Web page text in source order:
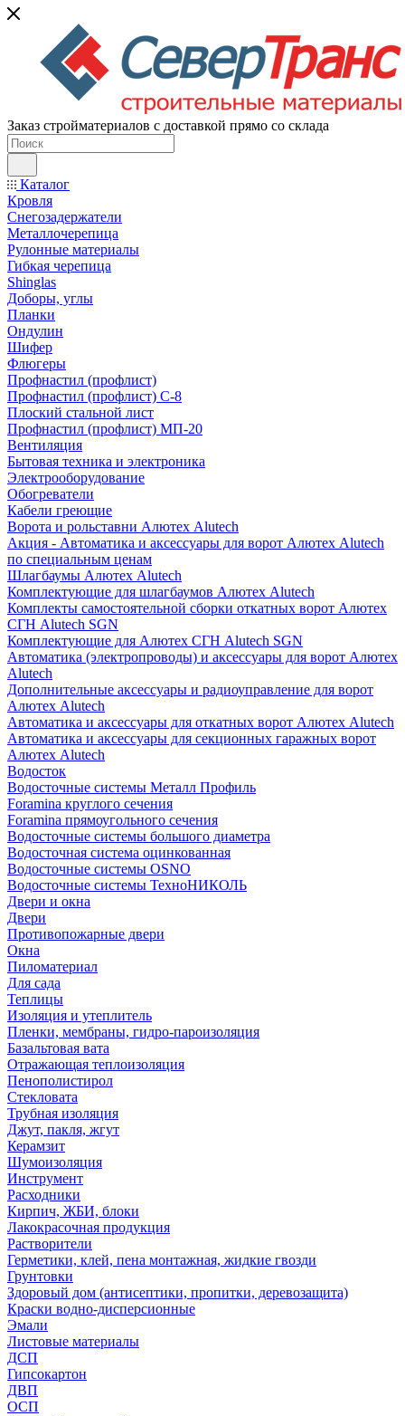
Заказ стройматериалов с доставкой прямо со склада
Каталог
Кровля
Снегозадержатели
Металлочерепица
Рулонные материалы
Гибкая черепица
Shinglas
Доборы, углы
Планки
Ондулин
Шифер
Флюгеры
Профнастил (профлист)
Профнастил (профлист) С-8
Плоский стальной лист
Профнастил (профлист) МП-20
Вентиляция
Бытовая техника и электроника
Электрооборудование
Обогреватели
Кабели греющие
Ворота и рольставни Алютех Alutech
Акция - Автоматика и аксессуары для ворот Алютех Alutech
по специальным ценам
Шлагбаумы Алютех Alutech
Комплектующие для шлагбаумов Алютех Alutech
Комплекты самостоятельной сборки откатных ворот Алютех
СГН Alutech SGN
Комплектующие для Алютех СГН Alutech SGN
Автоматика (электропроводы) и аксессуары для ворот Алютех
Alutech
Дополнительные аксессуары и радиоуправление для ворот
Алютех Alutech
Автоматика и аксессуары для откатных ворот Алютех Alutech
Автоматика и аксессуары для секционных гаражных ворот
Алютех Alutech
Водосток
Водосточные системы Металл Профиль
Foramina круглого сечения
Foramina прямоугольного сечения
Водосточные системы большого диаметра
Водосточная система оцинкованная
Водосточные системы OSNO
Водосточные системы ТехноНИКОЛЬ
Двери и окна
Двери
Противопожарные двери
Окна
Пиломатериал
Для сада
Теплицы
Изоляция и утеплитель
Пленки, мембраны, гидро-пароизоляция
Базальтовая вата
Отражающая теплоизоляция
Пенополистирол
Стекловата
Трубная изоляция
Джут, пакля, жгут
Керамзит
Шумоизоляция
Инструмент
Расходники
Кирпич, ЖБИ, блоки
Лакокрасочная продукция
Растворители
Герметики, клей, пена монтажная, жидкие гвозди
Грунтовки
Здоровый дом (антисептики, пропитки, деревозащита)
Краски водно-дисперсионные
Эмали
Листовые материалы
ДСП
Гипсокартон
ДВП
ОСП